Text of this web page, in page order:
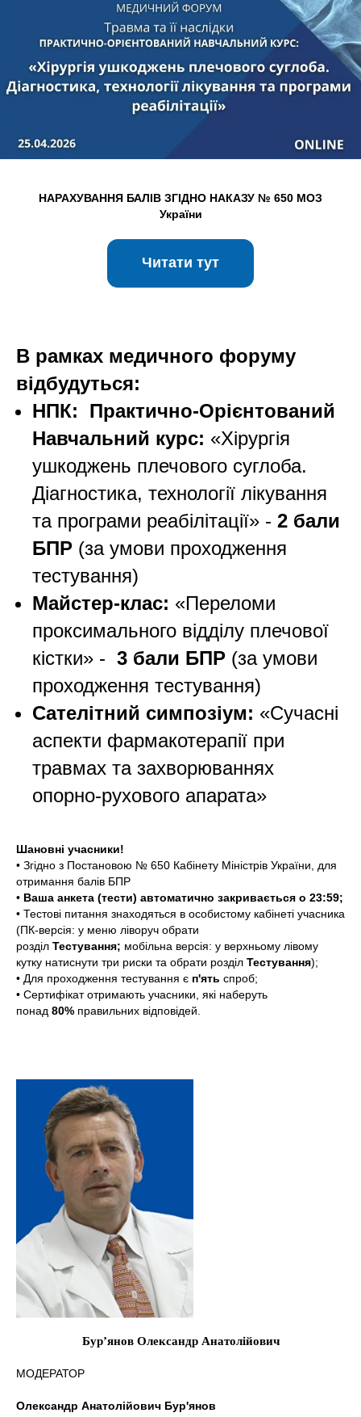
НАРАХУВАННЯ БАЛІВ ЗГІДНО НАКАЗУ № 650 МОЗ
України
Читати тут
В рамках медичного форуму
відбудуться:
НПК: Практично-Орієнтований
Навчальний курс: «Хірургія
ушкоджень плечового суглоба.
Діагностика, технології лікування
та програми реабілітації» - 2 бали
БПР (за умови проходження
тестування)
Майстер-клас: «Переломи
проксимального відділу плечової
кістки» - 3 бали БПР (за умови
проходження тестування)
Сателітний симпозіум: «Сучасні
аспекти фармакотерапії при
травмах та захворюваннях
опорно-рухового апарата»
Шановні учасники!
• Згідно з Постановою № 650 Кабінету Міністрів України, для
отримання балів БПР
• Ваша анкета (тести) автоматично закривається о 23:59;
• Тестові питання знаходяться в особистому кабінеті учасника
(ПК-версія: у меню ліворуч обрати
розділ Тестування; мобільна версія: у верхньому лівому
кутку натиснути три риски та обрати розділ Тестування);
• Для проходження тестування є п'ять спроб;
• Сертифікат отримають учасники, які наберуть
понад 80% правильних відповідей.
Бур’янов Олександр Анатолійович
МОДЕРАТОР
Олександр Анатолійович Бур'янов